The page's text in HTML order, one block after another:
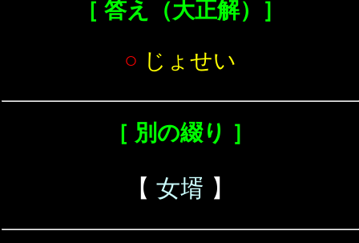
［ 答え（大正解）］
○ じょせい
［ 別の綴り ］
【 女壻 】